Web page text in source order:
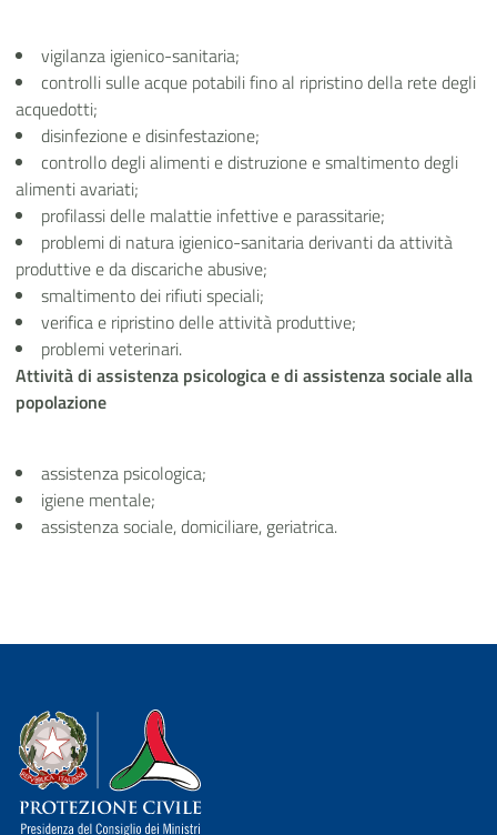
vigilanza igienico-sanitaria;
controlli sulle acque potabili fino al ripristino della rete degli
acquedotti;
disinfezione e disinfestazione;
controllo degli alimenti e distruzione e smaltimento degli
alimenti avariati;
profilassi delle malattie infettive e parassitarie;
problemi di natura igienico-sanitaria derivanti da attività
produttive e da discariche abusive;
smaltimento dei rifiuti speciali;
verifica e ripristino delle attività produttive;
problemi veterinari.
Attività di assistenza psicologica e di assistenza sociale alla
popolazione
assistenza psicologica;
igiene mentale;
assistenza sociale, domiciliare, geriatrica.
Dipartimento della Protezione Civile